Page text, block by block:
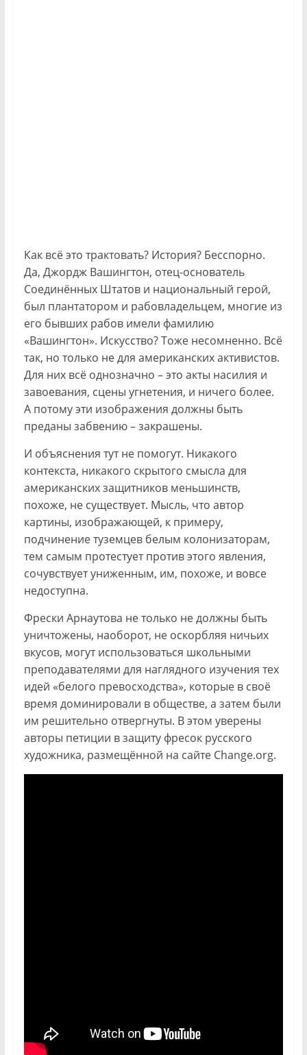
Как всё это трактовать? История? Бесспорно.
Да, Джордж Вашингтон, отец-основатель
Соединённых Штатов и национальный герой,
был плантатором и рабовладельцем, многие из
его бывших рабов имели фамилию
«Вашингтон». Искусство? Тоже несомненно. Всё
так, но только не для американских активистов.
Для них всё однозначно – это акты насилия и
завоевания, сцены угнетения, и ничего более.
А потому эти изображения должны быть
преданы забвению – закрашены.
И объяснения тут не помогут. Никакого
контекста, никакого скрытого смысла для
американских защитников меньшинств,
похоже, не существует. Мысль, что автор
картины, изображающей, к примеру,
подчинение туземцев белым колонизаторам,
тем самым протестует против этого явления,
сочувствует униженным, им, похоже, и вовсе
недоступна.
Фрески Арнаутова не только не должны быть
уничтожены, наоборот, не оскорбляя ничьих
вкусов, могут использоваться школьными
преподавателями для наглядного изучения тех
идей «белого превосходства», которые в своё
время доминировали в обществе, а затем были
им решительно отвергнуты. В этом уверены
авторы петиции в защиту фресок русского
художника, размещённой на сайте Change.org.